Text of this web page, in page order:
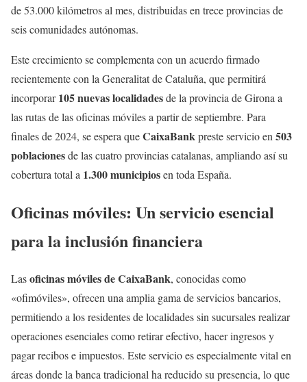
de 53.000 kilómetros al mes, distribuidas en trece provincias de
seis comunidades autónomas.
Este crecimiento se complementa con un acuerdo firmado
recientemente con la Generalitat de Cataluña, que permitirá
incorporar105 nuevas localidadesde la provincia de Girona a
las rutas de las oficinas móviles a partir de septiembre. Para
finales de 2024, se espera queCaixaBankpreste servicio en 503
poblacionesde las cuatro provincias catalanas, ampliando así su
cobertura total a 1.300 municipiosen toda España.
Oficinas móviles: Un servicio esencial
para la inclusión financiera
Lasoficinas móviles de CaixaBank, conocidas como
«ofimóviles», ofrecen una amplia gama de servicios bancarios,
permitiendo a los residentes de localidades sin sucursales realizar
operaciones esenciales como retirar efectivo, hacer ingresos y
pagar recibos e impuestos. Este servicio es especialmente vital en
áreas donde la banca tradicional ha reducido su presencia, lo que